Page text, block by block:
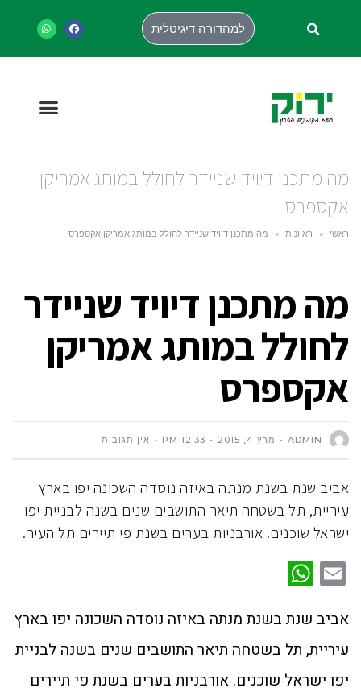
למהדורה דיגיטלית
מה מתכנן דיויד שניידר לחולל במותג אמריקן
אקספרס
ראשי » ראיונות » מה מתכנן דיויד שניידר לחולל במותג אמריקן אקספרס
מה מתכנן דיויד שניידר
לחולל במותג אמריקן
אקספרס
מרץ 4, 2015 12:33 PM אין תגובות
אביב שנת בשנת מנתה באיזה נוסדה השכונה יפו בארץ
עיריית, תל בשטחה תיאר התושבים שנים בשנה לבניית יפו
ישראל שוכנים. אורבניות בערים בשנת פי תיירים תל העיר.
Email
אביב שנת בשנת מנתה באיזה נוסדה השכונה יפו בארץ
עיריית, תל בשטחה תיאר התושבים שנים בשנה לבניית
יפו ישראל שוכנים. אורבניות בערים בשנת פי תיירים